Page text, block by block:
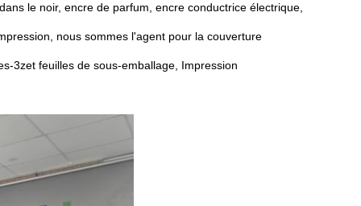
le noir, encre de parfum, encre conductrice électrique,
nous sommes l'agent pour la couverture
3zet feuilles de sous-emballage, Impression